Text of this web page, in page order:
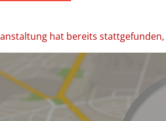
hat bereits